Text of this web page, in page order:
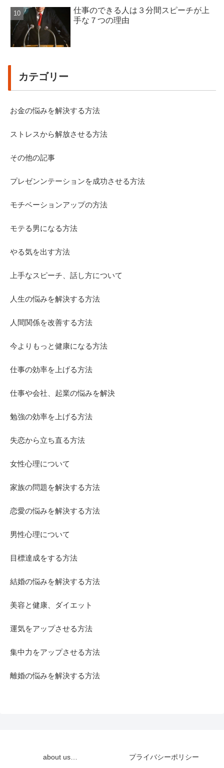
仕事のできる人は３分間スピーチが上
手な７つの理由
カテゴリー
お金の悩みを解決する方法
ストレスから解放させる方法
その他の記事
プレゼンンテーションを成功させる方法
モチベーションアップの方法
モテる男になる方法
やる気を出す方法
上手なスピーチ、話し方について
人生の悩みを解決する方法
人間関係を改善する方法
今よりもっと健康になる方法
仕事の効率を上げる方法
仕事や会社、起業の悩みを解決
勉強の効率を上げる方法
失恋から立ち直る方法
女性心理について
家族の問題を解決する方法
恋愛の悩みを解決する方法
男性心理について
目標達成をする方法
結婚の悩みを解決する方法
美容と健康、ダイエット
運気をアップさせる方法
集中力をアップさせる方法
離婚の悩みを解決する方法
about us… プライバシーポリシー